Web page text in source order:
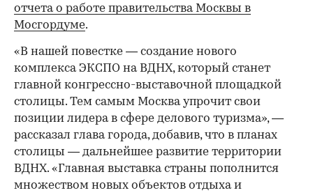
отчета о работе правительства Москвы в
Мосгордуме.
«В нашей повестке — создание нового
комплекса ЭКСПО на ВДНХ, который станет
главной конгрессно-выставочной площадкой
столицы. Тем самым Москва упрочит свои
позиции лидера в сфере делового туризма», —
рассказал глава города, добавив, что в планах
столицы — дальнейшее развитие территории
ВДНХ. «Главная выставка страны пополнится
множеством новых объектов отдыха и